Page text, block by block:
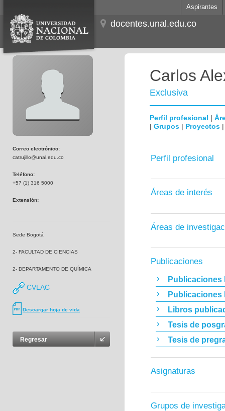
Aspirantes
docentes.unal.edu.co
Correo electrónico:
catrujillo@unal.edu.co
Teléfono:
+57 (1) 316 5000
Extensión:
---
Sede Bogotá
2- FACULTAD DE CIENCIAS
2- DEPARTAMENTO DE QUÍMICA
CVLAC
Descargar hoja de vida
Regresar
Carlos
Exclusiva
Perfil profesional |
| Grupos | Proyectos
Perfil profesional
Áreas de interés
Áreas de
Publicaciones
Publicaciones
Publicaciones
Libros
Tesis de
Tesis de
Asignaturas
Grupos de